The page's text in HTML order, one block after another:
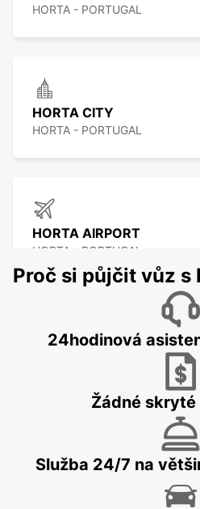
HORTA - PORTUGAL
HORTA CITY
HORTA - PORTUGAL
HORTA AIRPORT
HORTA - PORTUGAL
SAO JORGE AIRPORT
SAO JORGE - PORTUGAL
Proč si půjčit vůz s
24hodinová
Žádné
Služba 24/7 na